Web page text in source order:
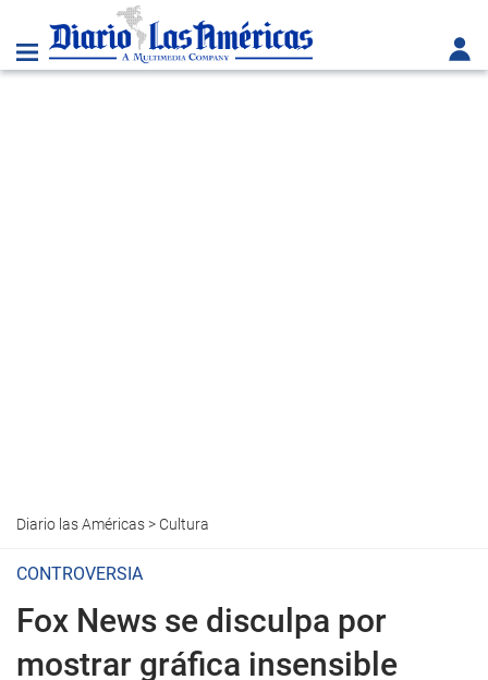
Diario las Américas> Cultura
CONTROVERSIA
Fox News se disculpa por
mostrar gráfica insensible